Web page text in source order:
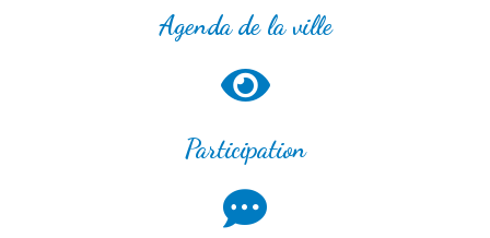
Agenda de la ville
Participation